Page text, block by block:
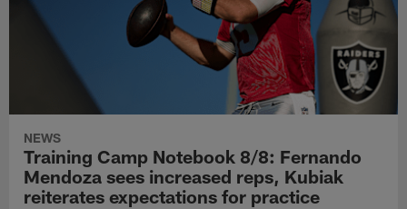
NEWS
Training Camp Notebook 8/8: Fernando
Mendoza sees increased reps, Kubiak
reiterates expectations for practice